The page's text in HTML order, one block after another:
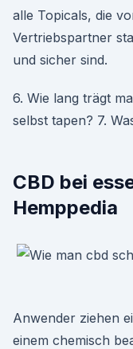
alle Topicals, die
Vertriebspartner
und sicher sind.
6. Wie lang trägt
selbst tapen? 7.
CBD bei
Hemppedia
Anwender ziehen
einem chemisch